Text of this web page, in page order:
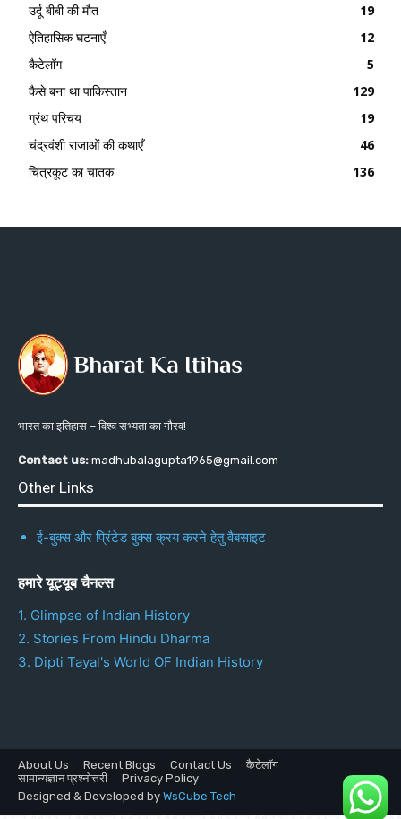
उर्दू बीबी की मौत
19
ऐतिहासिक घटनाएँ
12
कैटेलॉग
5
कैसे बना था पाकिस्तान
129
ग्रंथ परिचय
19
चंद्रवंशी राजाओं की कथाएँ
46
चित्रकूट का चातक
136
भारत का इतिहास – विश्व सभ्यता का गौरव!
Contact us: madhubalagupta1965@gmail.com
Other Links
ई-बुक्स और प्रिंटेड बुक्स क्रय करने हेतु वैबसाइट
हमारे यूट्यूब चैनल्स
1. Glimpse of Indian History
2. Stories From Hindu Dharma
3. Dipti Tayal's World OF Indian History
About Us Recent Blogs Contact Us
कैटेलॉग
सामान्यज्ञान प्रश्नोत्तरी
Privacy Policy
Designed & Developed by WsCube Tech